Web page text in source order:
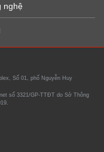
nghệ
Số 01, phố Nguyễn Huy
số 3321/GP-TTĐT do Sở Thông